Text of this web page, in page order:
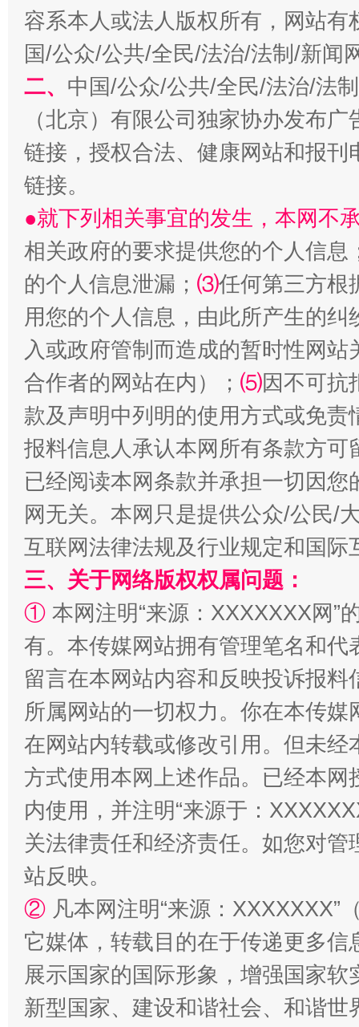
受贿1.44亿！段成刚被判无期 从幼
阿坝州三大球赛在茂县开幕 规模
容系本人或法人版权所有，网站
国/公众/公共/全民/法治/法制/新闻
二、 中国/公众/公共/全民/法治/法
（北京）有限公司独家协办发布
链接，授权合法、健康网站和报
链接。
●就下列相关事宜的发生，本网不
相关政府的要求提供您的个人信息
的个人信息泄漏； ⑶任何第三方根
用您的个人信息，由此所产生的纠
入或政府管制而造成的暂时性网
合作者的网站在内）； ⑸因不可抗
款及声明中列明的使用方式或免责
报料信息人承认本网所有条款方
已经阅读本网条款并承担一切因
网无关。本网只是提供公众/公民/
互联网法律法规及行业规定和国
三、关于网络版权权属问题：
① 本网注明“来源：XXXXXXX网”
有。本传媒网站拥有管理笔名和
留言在本网站内容和反映投诉报
所属网站的一切权力。你在本传
在网站内转载或修改引用。但未
方式使用本网上述作品。已经本
内使用，并注明“来源于：
关法律责任和经济责任。如您对
站反映。
② 凡本网注明“来源：
它媒体，转载目的在于传递更多
展示国家的国际形象，增强国家
新型国家、建设和谐社会、和谐